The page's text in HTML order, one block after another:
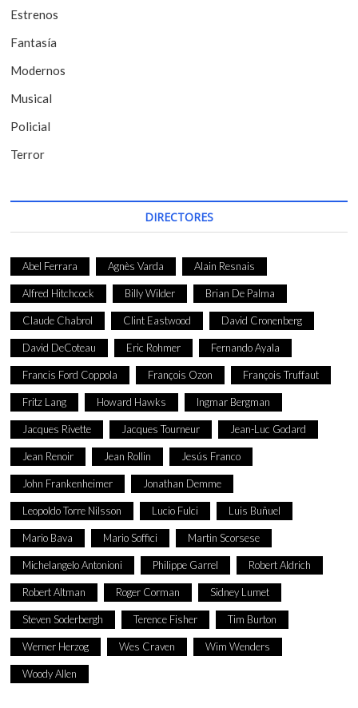
Estrenos
Fantasía
Modernos
Musical
Policial
Terror
DIRECTORES
Abel Ferrara Agnès Varda Alain Resnais
Alfred Hitchcock Billy Wilder Brian De Palma
Claude Chabrol Clint Eastwood David Cronenberg
David DeCoteau Eric Rohmer Fernando Ayala
Francis Ford Coppola François Ozon François Truffaut
Fritz Lang Howard Hawks Ingmar Bergman
Jacques Rivette Jacques Tourneur Jean-Luc Godard
Jean Renoir Jean Rollin Jesús Franco
John Frankenheimer Jonathan Demme
Leopoldo Torre Nilsson Lucio Fulci Luis Buñuel
Mario Bava Mario Soffici Martin Scorsese
Michelangelo Antonioni Philippe Garrel Robert Aldrich
Robert Altman Roger Corman Sidney Lumet
Steven Soderbergh Terence Fisher Tim Burton
Werner Herzog Wes Craven Wim Wenders
Woody Allen